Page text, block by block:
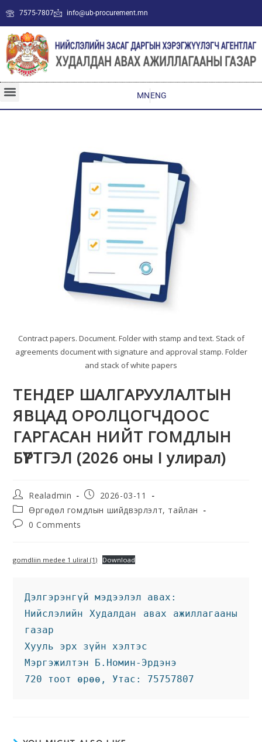
7575-7807 info@ub-procurement.mn
MNENG
Contract papers. Document. Folder with stamp and text. Stack of
agreements document with signature and approval stamp. Folder
and stack of white papers
ТЕНДЕР ШАЛГАРУУЛАЛТЫН
ЯВЦАД ОРОЛЦОГЧДООС
ГАРГАСАН НИЙТ ГОМДЛЫН
БҮРТГЭЛ (2026 оны I улирал)
Realadmin
2026-03-11
Өргөдөл гомдлын шийдвэрлэлт, тайлан
0 Comments
gomdliin medee 1 uliral (1) Download
Дэлгэрэнгүй мэдээлэл авах:
Нийслэлийн Худалдан авах ажиллагааны
газар
Хууль эрх зүйн хэлтэс
Мэргэжилтэн Б.Номин-Эрдэнэ
720 тоот өрөө, Утас: 75757807